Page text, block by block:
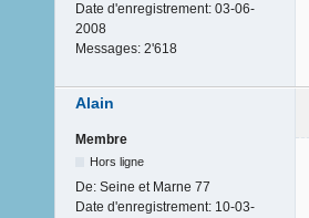
Date d'enregistrement: 03-06-
2008
Messages: 2'618
Alain
Membre
Hors ligne
De: Seine et Marne 77
Date d'enregistrement: 10-03-